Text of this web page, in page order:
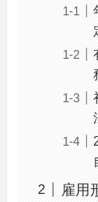
雇用